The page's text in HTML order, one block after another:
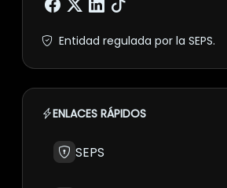
Entidad regulada por la SEPS.
ENLACES RÁPIDOS
SEPS